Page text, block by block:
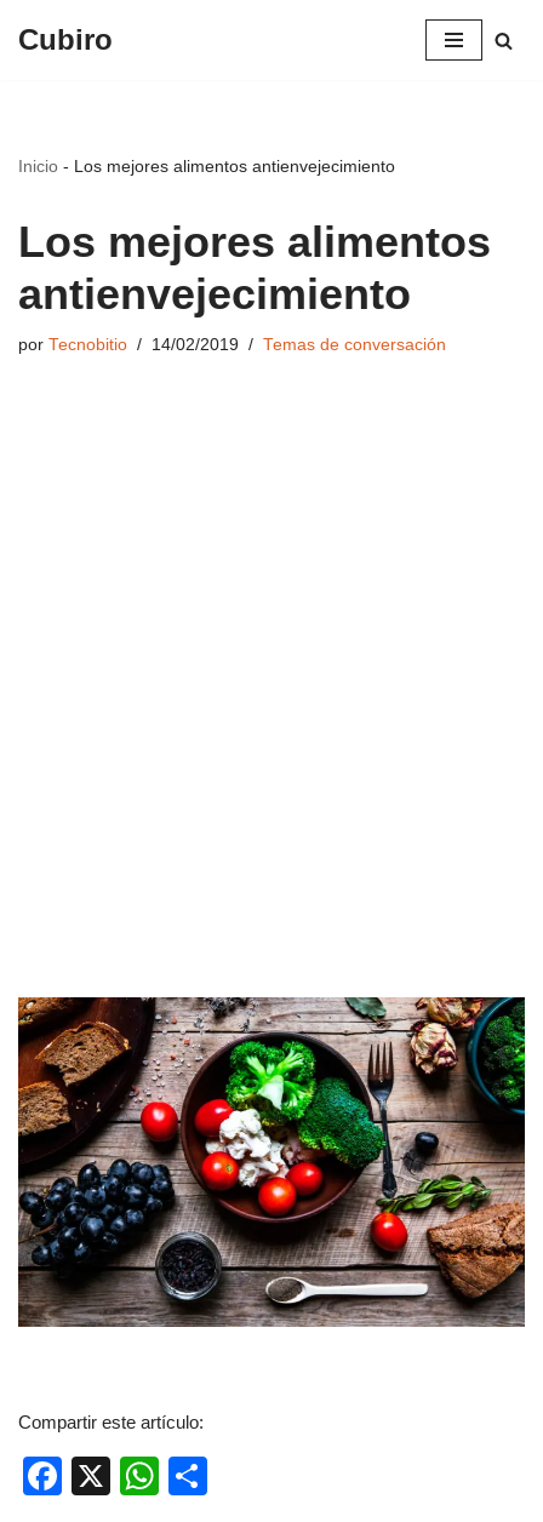
Cubiro
Inicio - Los mejores alimentos antienvejecimiento
Los mejores alimentos
antienvejecimiento
por Tecnobitio 14/02/2019 Temas de conversación
Compartir este artículo:
F
X
W